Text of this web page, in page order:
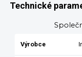
Technické
Výrobce